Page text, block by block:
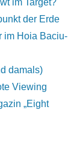
der Erde
im Hoia Baciu-
damals)
Viewing
„Eight